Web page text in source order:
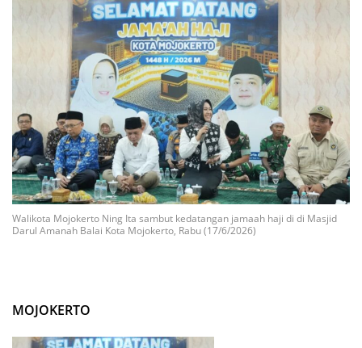
Walikota Mojokerto Ning Ita sambut kedatangan jamaah haji di di Masjid
Darul Amanah Balai Kota Mojokerto, Rabu (17/6/2026)
MOJOKERTO